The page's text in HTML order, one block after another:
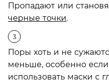
Пропадают или
черные точки.
Поры хоть и не
меньше, особенно
использовать маски с